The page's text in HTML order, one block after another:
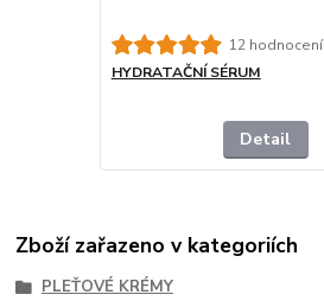
12 hodnocení
HYDRATAČNÍ SÉRUM
Detail
Zboží zařazeno v kategoriích
PLEŤOVÉ KRÉMY